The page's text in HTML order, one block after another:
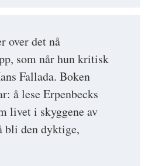
over det nå
som når hun kritisk
Fallada. Boken
å lese Erpenbecks
livet i skyggene av
bli den dyktige,